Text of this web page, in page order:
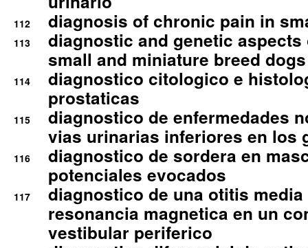
112 diagnosis of chronic pain in
113
diagnostic and genetic
small and miniature breed
114
diagnostico citologico e
prostaticas
115
diagnostico de enfermedades
vias urinarias inferiores en los
116
diagnostico de sordera en
potenciales evocados
117
diagnostico de una otitis
resonancia magnetica en un
vestibular periferico